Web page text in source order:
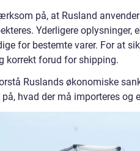
på, at Rusland
Yderligere oplysninger,
for bestemte varer. For at
korrekt forud for shipping.
Ruslands økonomiske
hvad der må importeres og